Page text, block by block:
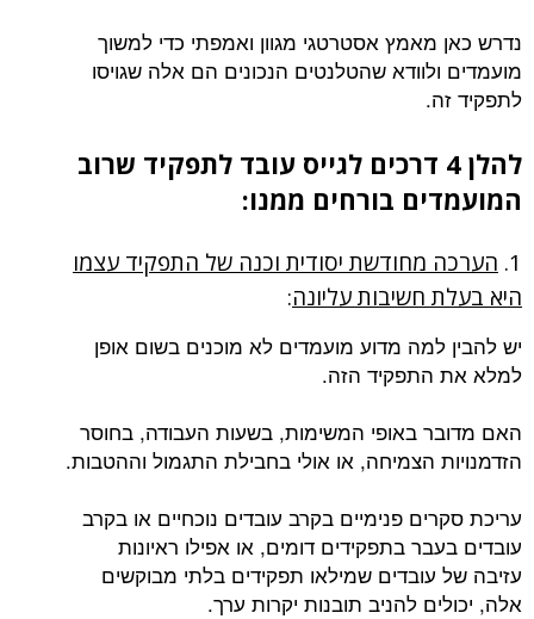
נדרש כאן מאמץ אסטרטגי מגוון ואמפתי כדי למשוך
מועמדים ולוודא שהטלנטים הנכונים הם אלה שגויסו
לתפקיד זה.
להלן 4 דרכים לגייס עובד לתפקיד שרוב
המועמדים בורחים ממנו:
1. הערכה מחודשת יסודית וכנה של התפקיד עצמו
היא בעלת חשיבות עליונה:
יש להבין למה מדוע מועמדים לא מוכנים בשום אופן
למלא את התפקיד הזה.
האם מדובר באופי המשימות, בשעות העבודה, בחוסר
הזדמנויות הצמיחה, או אולי בחבילת התגמול וההטבות.
עריכת סקרים פנימיים בקרב עובדים נוכחיים או בקרב
עובדים בעבר בתפקידים דומים, או אפילו ראיונות
עזיבה של עובדים שמילאו תפקידים בלתי מבוקשים
אלה, יכולים להניב תובנות יקרות ערך.